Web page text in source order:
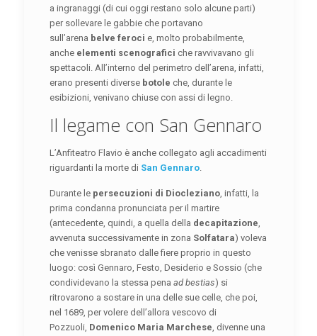
a ingranaggi (di cui oggi restano solo alcune parti)
per sollevare le gabbie che portavano
sull’arena belve feroci e, molto probabilmente,
anche elementi scenografici che ravvivavano gli
spettacoli. All’interno del perimetro dell’arena, infatti,
erano presenti diverse botole che, durante le
esibizioni, venivano chiuse con assi di legno.
Il legame con San Gennaro
L’Anfiteatro Flavio è anche collegato agli accadimenti
riguardanti la morte di San Gennaro.
Durante le persecuzioni di Diocleziano, infatti, la
prima condanna pronunciata per il martire
(antecedente, quindi, a quella della decapitazione,
avvenuta successivamente in zona Solfatara) voleva
che venisse sbranato dalle fiere proprio in questo
luogo: così Gennaro, Festo, Desiderio e Sossio (che
condividevano la stessa pena ad bestias) si
ritrovarono a sostare in una delle sue celle, che poi,
nel 1689, per volere dell’allora vescovo di
Pozzuoli, Domenico Maria Marchese, divenne una